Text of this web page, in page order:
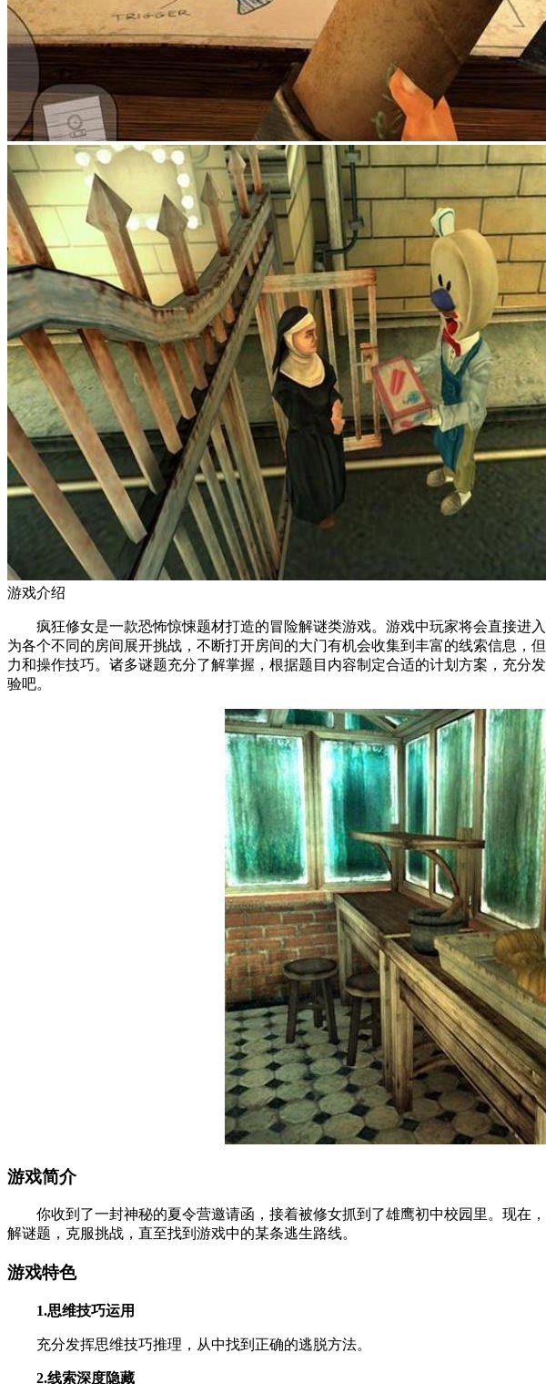
游戏介绍
疯狂修女是一款恐怖惊悚题材打造的冒险解谜类游戏。游戏中玩家将会直接进
为各个不同的房间展开挑战，不断打开房间的大门有机会收集到丰富的线索信息
力和操作技巧。诸多谜题充分了解掌握，根据题目内容制定合适的计划方案，充
验吧。
游戏简介
你收到了一封神秘的夏令营邀请函，接着被修女抓到了雄鹰初中校园里。现在
解谜题，克服挑战，直至找到游戏中的某条逃生路线。
游戏特色
1.思维技巧运用
充分发挥思维技巧推理，从中找到正确的逃脱方法。
2.线索深度隐藏